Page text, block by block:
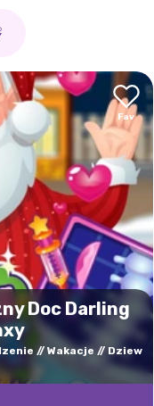
Doc Darling
Wakacje
Dziew